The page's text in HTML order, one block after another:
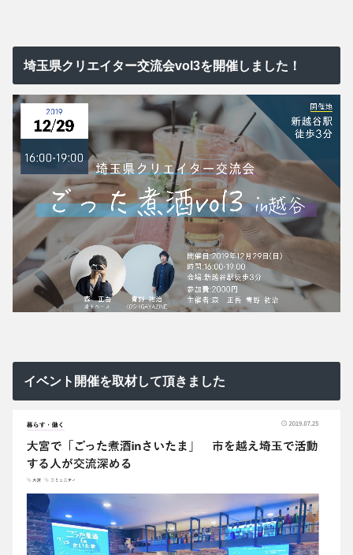
埼玉県クリエイター交流会vol3を開催しました！
イベント開催を取材して頂きました